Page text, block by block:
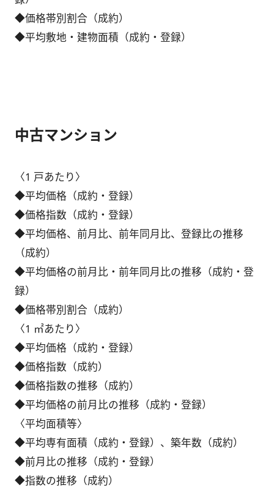
◆価格帯別割合（成約）
◆平均敷地・建物面積（成約・登録）
中古マンション
〈1 戸あたり〉
◆平均価格（成約・登録）
◆価格指数（成約・登録）
◆平均価格、前月比、前年同月比、登録比の推移
（成約）
◆平均価格の前月比・前年同月比の推移（成約・登
録）
◆価格帯別割合（成約）
〈1 ㎡あたり〉
◆平均価格（成約・登録）
◆価格指数（成約）
◆価格指数の推移（成約）
◆平均価格の前月比の推移（成約・登録）
〈平均面積等〉
◆平均専有面積（成約・登録）、築年数（成約）
◆前月比の推移（成約・登録）
◆指数の推移（成約）